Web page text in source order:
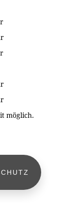
möglich.